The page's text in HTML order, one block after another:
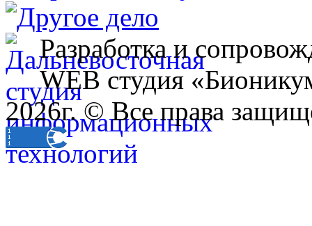
Разработка и
WEB студия
2026г. © Все права